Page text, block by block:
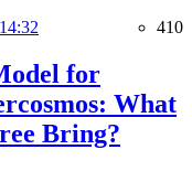
410
for
What
Bring?